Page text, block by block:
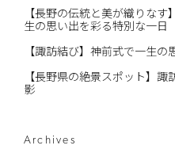
【長野の伝統と美が織りな
生の思い出を彩る特別な一日
【諏訪結び】神前式で一生の
【長野県の絶景スポット】
影
Archives